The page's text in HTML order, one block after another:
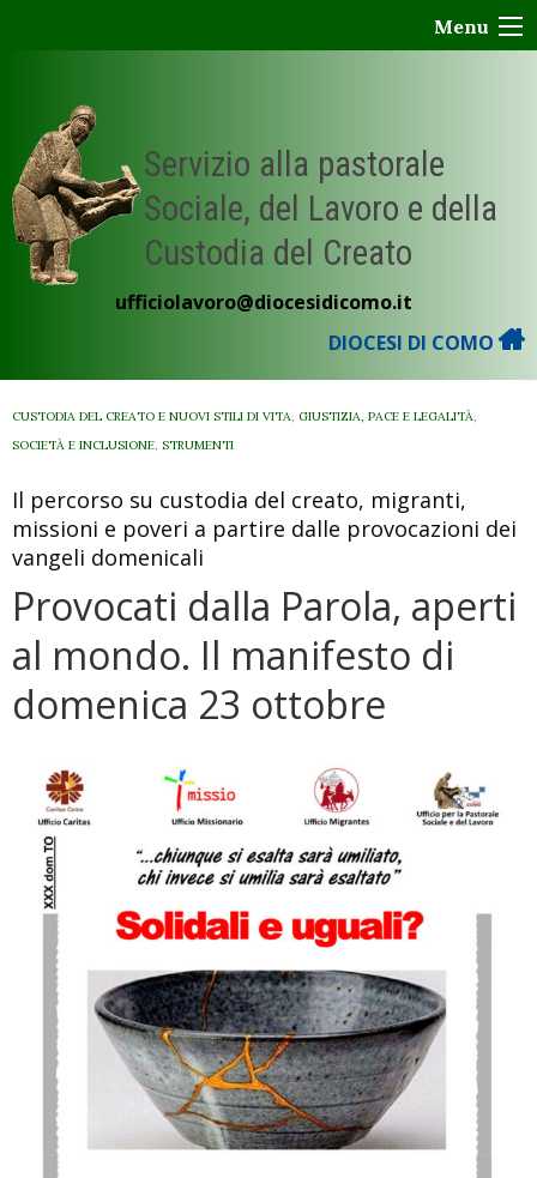
Menu
Servizio alla pastorale
Sociale, del Lavoro e della
Custodia del Creato
ufficiolavoro@diocesidicomo.it
DIOCESI DI COMO
CUSTODIA DEL CREATO E NUOVI STILI DI VITA, GIUSTIZIA, PACE E LEGALITÀ,
SOCIETÀ E INCLUSIONE, STRUMENTI
Il percorso su custodia del creato, migranti,
missioni e poveri a partire dalle provocazioni dei
vangeli domenicali
Provocati dalla Parola, aperti
al mondo. Il manifesto di
domenica 23 ottobre